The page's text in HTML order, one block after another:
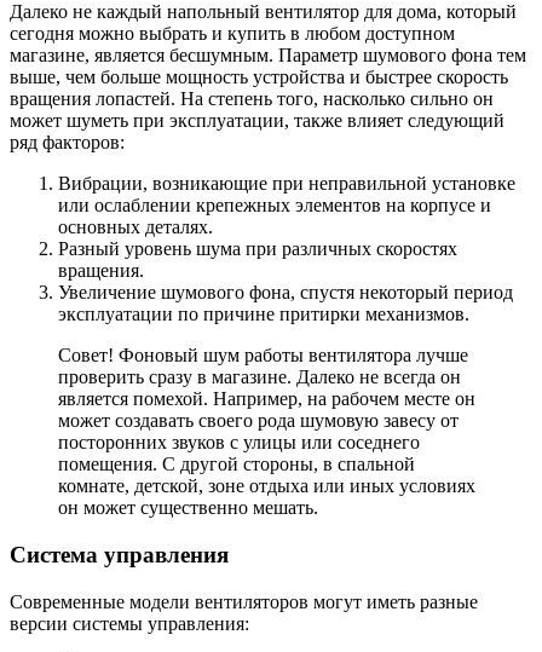
Далеко не каждый напольный вентилятор для дома, который
сегодня можно выбрать и купить в любом доступном
магазине, является бесшумным. Параметр шумового фона тем
выше, чем больше мощность устройства и быстрее скорость
вращения лопастей. На степень того, насколько сильно он
может шуметь при эксплуатации, также влияет следующий
ряд факторов:
Вибрации, возникающие при неправильной установке
или ослаблении крепежных элементов на корпусе и
основных деталях.
Разный уровень шума при различных скоростях
вращения.
Увеличение шумового фона, спустя некоторый период
эксплуатации по причине притирки механизмов.
Совет! Фоновый шум работы вентилятора лучше
проверить сразу в магазине. Далеко не всегда он
является помехой. Например, на рабочем месте он
может создавать своего рода шумовую завесу от
посторонних звуков с улицы или соседнего
помещения. С другой стороны, в спальной
комнате, детской, зоне отдыха или иных условиях
он может существенно мешать.
Система управления
Современные модели вентиляторов могут иметь разные
версии системы управления: